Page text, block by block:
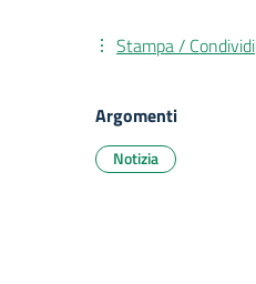
Stampa / Condividi
Argomenti
Notizia